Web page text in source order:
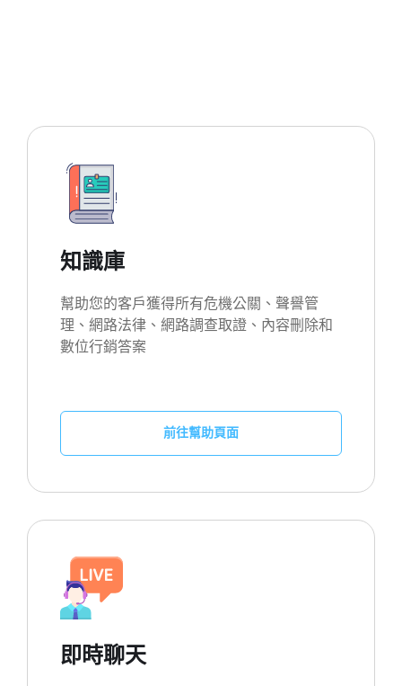
知識庫
幫助您的客戶獲得所有危機公關、聲譽管
理、網路法律、網路調查取證、內容刪除和
數位行銷答案
前往幫助頁面
即時聊天